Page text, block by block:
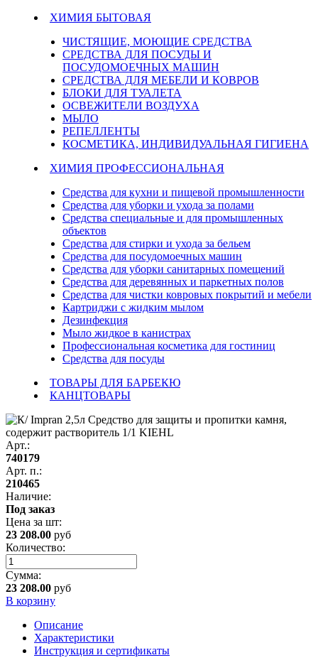
ХИМИЯ БЫТОВАЯ
ЧИСТЯЩИЕ, МОЮЩИЕ СРЕДСТВА
СРЕДСТВА ДЛЯ ПОСУДЫ И
ПОСУДОМОЕЧНЫХ МАШИН
СРЕДСТВА ДЛЯ МЕБЕЛИ И КОВРОВ
БЛОКИ ДЛЯ ТУАЛЕТА
ОСВЕЖИТЕЛИ ВОЗДУХА
МЫЛО
РЕПЕЛЛЕНТЫ
КОСМЕТИКА, ИНДИВИДУАЛЬНАЯ ГИГИЕНА
ХИМИЯ ПРОФЕССИОНАЛЬНАЯ
Средства для кухни и пищевой промышленности
Средства для уборки и ухода за полами
Средства специальные и для промышленных
объектов
Средства для стирки и ухода за бельем
Средства для посудомоечных машин
Средства для уборки санитарных помещений
Средства для деревянных и паркетных полов
Средства для чистки ковровых покрытий и мебели
Картриджи с жидким мылом
Дезинфекция
Мыло жидкое в канистрах
Профессиональная косметика для гостиниц
Средства для посуды
ТОВАРЫ ДЛЯ БАРБЕКЮ
КАНЦТОВАРЫ
Арт.:
740179
Арт. п.:
210465
Наличие:
Под заказ
Цена за шт:
23 208.00 руб
Количество:
Сумма:
23 208.00 руб
В корзину
Описание
Характеристики
Инструкция и сертификаты